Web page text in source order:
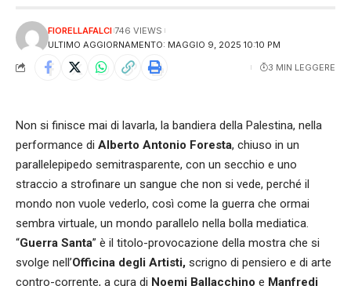
ULTIMO AGGIORNAMENTO: MAGGIO 9, 2025 10:10 PM
FIORELLAFALCI 746 VIEWS
3 MIN LEGGERE
Non si finisce mai di lavarla, la bandiera della Palestina, nella
performance di Alberto Antonio Foresta, chiuso in un
parallelepipedo semitrasparente, con un secchio e uno
straccio a strofinare un sangue che non si vede, perché il
mondo non vuole vederlo, così come la guerra che ormai
sembra virtuale, un mondo parallelo nella bolla mediatica.
“Guerra Santa” è il titolo-provocazione della mostra che si
svolge nell’Officina degli Artisti, scrigno di pensiero e di arte
contro-corrente, a cura di Noemi Ballacchino e Manfredi